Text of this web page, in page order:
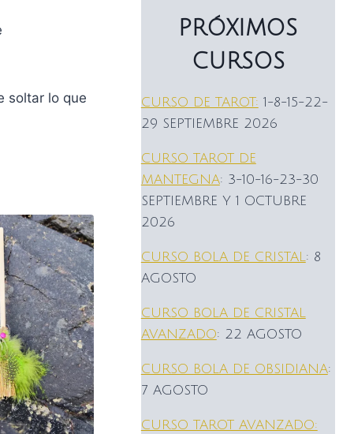
soltar lo que
PRÓXIMOS
CURSOS
CURSO DE TAROT: 1-8-15-22-
29 SEPTIEMBRE 2026
CURSO TAROT DE
MANTEGNA: 3-10-16-23-30
SEPTIEMBRE Y 1 OCTUBRE
2026
CURSO BOLA DE CRISTAL: 8
AGOSTO
CURSO BOLA DE CRISTAL
AVANZADO: 22 AGOSTO
CURSO BOLA DE OBSIDIANA:
7 AGOSTO
CURSO TAROT AVANZADO: